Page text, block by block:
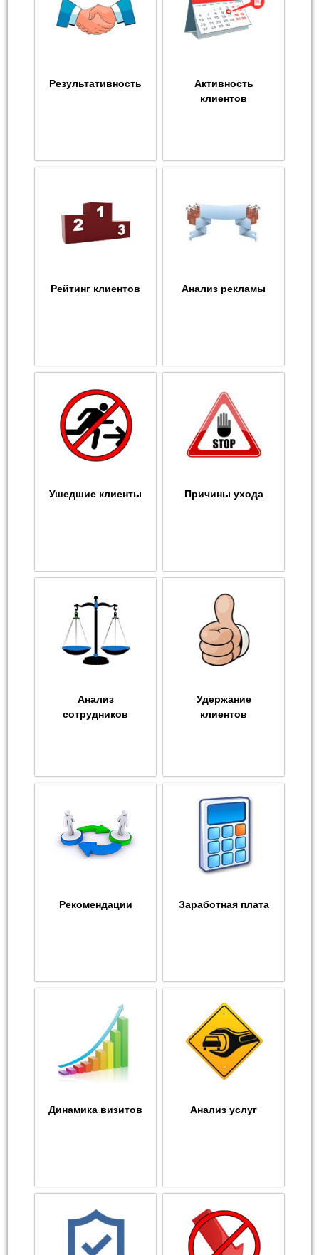
Результативность
Активность
клиентов
Рейтинг клиентов Анализ рекламы
Ушедшие клиенты Причины ухода
Анализ
сотрудников
Удержание
клиентов
Рекомендации Заработная плата
Динамика визитов Анализ услуг